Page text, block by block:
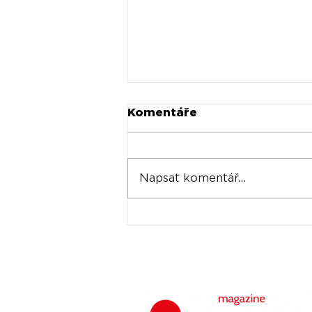
syntetizátor v historii
Komentáře
Napsat komentář...